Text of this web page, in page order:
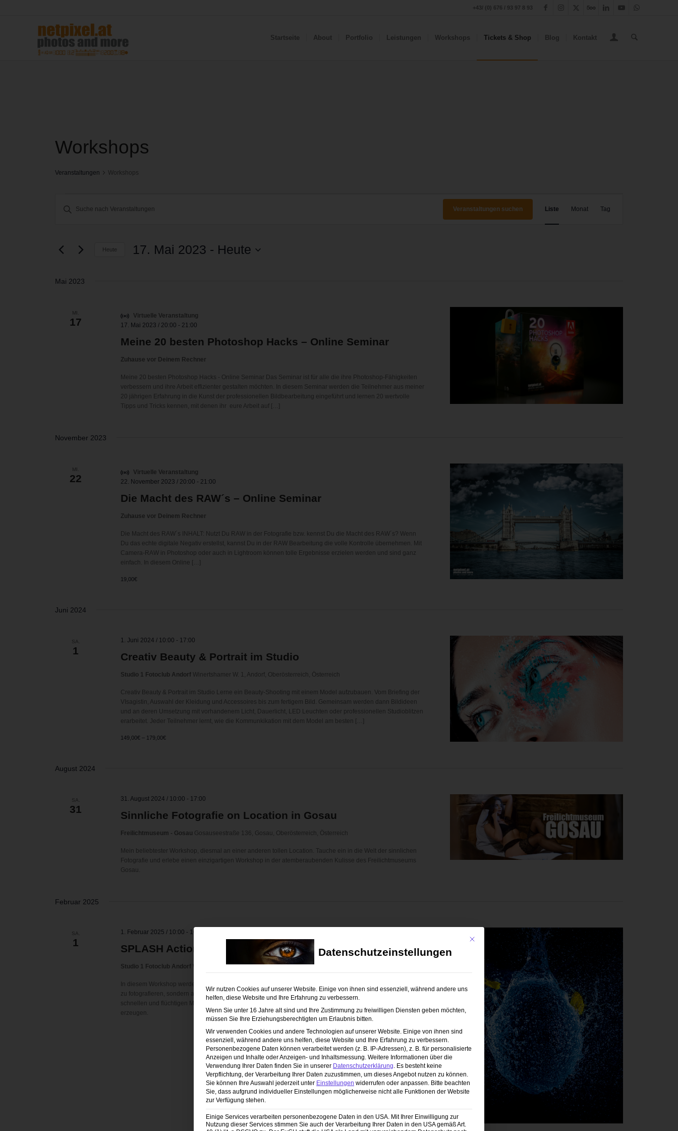
+43/ (0) 676 / 93 97 8 93
Startseite About Portfolio Leistungen Workshops Tickets & Shop Blog Kontakt
Workshops
Veranstaltungen Workshops
Suche
Ansichten,
Bitte
nach
Veranstaltungen suchen
Ansichten-
Liste Monat Tag
Heute 17. Mai 2023 - Heute
Mai 2023
MI.
17
Meine 20 besten Photoshop Hacks – Online Seminar
17. Mai 2023 / 20:00 - 21:00
Zuhause vor Deinem Rechner
Virtuelle Veranstaltung
Meine 20 besten Photoshop Hacks - Online Seminar Das Seminar ist für alle die ihre Photoshop-Fähigkeiten
verbessern und ihre Arbeit effizienter gestalten möchten. In diesem Seminar werden die Teilnehmer aus meiner
20 jährigen Erfahrung in die Kunst der professionellen Bildbearbeitung eingeführt und lernen 20 wertvolle
Tipps und Tricks kennen, mit denen ihr eure Arbeit auf […]
November 2023
MI.
22
Die Macht des RAW´s – Online Seminar
22. November 2023 / 20:00 - 21:00
Zuhause vor Deinem Rechner
Virtuelle Veranstaltung
Die Macht des RAW´s INHALT: Nutzt Du RAW in der Fotografie bzw. kennst Du die Macht des RAW´s? Wenn
Du das echte digitale Negativ erstellst, kannst Du in der RAW Bearbeitung die volle Kontrolle übernehmen. Mit
Camera-RAW in Photoshop oder auch in Lightroom können tolle Ergebnisse erzielen werden und sind ganz
einfach. In diesem Online […]
19,00€
Juni 2024
SA.
1
Creativ Beauty & Portrait im Studio
1. Juni 2024 / 10:00 - 17:00
Studio 1 Fotoclub Andorf Winertshamer W. 1, Andorf, Oberösterreich, Österreich
Creativ Beauty & Portrait im Studio Lerne ein Beauty-Shooting mit einem Model aufzubauen. Vom Briefing der
VIsagistin, Auswahl der Kleidung und Accessoires bis zum fertigem Bild. Gemeinsam werden dann Bildideen
und an deren Umsetzung mit vorhandenem Licht, Dauerlicht, LED Leuchten oder professionellen Studioblitzen
erarbeitet. Jeder Teilnehmer lernt, wie die Kommunkikation mit dem Model am besten […]
149,00€ – 179,00€
August 2024
SA.
31
Sinnliche Fotografie on Location in Gosau
31. August 2024 / 10:00 - 17:00
Freilichtmuseum - Gosau Gosauseestraße 136, Gosau, Oberösterreich, Österreich
Mein beliebtester Workshop, diesmal an einer anderen tollen Location. Tauche ein in die Welt der sinnlichen
Fotografie und erlebe einen einzigartigen Workshop in der atemberaubenden Kulisse des Freilichtmuseums
Gosau.
Februar 2025
SA.
1
SPLASH Action – Es wird feucht werden!
1. Februar 2025 / 10:00 - 16:00
Studio 1 Fotoclub Andorf Winertshamer W. 1, Andorf, Oberösterreich, Österreich
In diesem Workshop werden die Teilnehmer nicht nur lernen, Tropfen und das Element Wasser in Bewegung
zu fotografieren, sondern auch die Fotografie von platzenen Wasserluftballons. Du wirst lernen, wie man diese
schnellen und flüchtigen Momente einfängt, um unglaubliche Bilder von fliegenden Wassertropfen zu
erzeugen.
Mit diesem Button wird der Dialog geschlossen. Seine Funktionalität ist
Datenschutzeinstellungen
Wir nutzen Cookies auf unserer Website. Einige von ihnen sind essenziell, während andere uns
helfen, diese Website und Ihre Erfahrung zu verbessern.
Wenn Sie unter 16 Jahre alt sind und Ihre Zustimmung zu freiwilligen Diensten geben möchten,
müssen Sie Ihre Erziehungsberechtigten um Erlaubnis bitten.
Wir verwenden Cookies und andere Technologien auf unserer Website. Einige von ihnen sind
essenziell, während andere uns helfen, diese Website und Ihre Erfahrung zu verbessern.
Personenbezogene Daten können verarbeitet werden (z. B. IP-Adressen), z. B. für personalisierte
Anzeigen und Inhalte oder Anzeigen- und Inhaltsmessung. Weitere Informationen über die
Verwendung Ihrer Daten finden Sie in unserer Datenschutzerklärung. Es besteht keine
Verpflichtung, der Verarbeitung Ihrer Daten zuzustimmen, um dieses Angebot nutzen zu können.
Sie können Ihre Auswahl jederzeit unter Einstellungen widerrufen oder anpassen. Bitte beachten
Sie, dass aufgrund individueller Einstellungen möglicherweise nicht alle Funktionen der Website
zur Verfügung stehen.
Einige Services verarbeiten personenbezogene Daten in den USA. Mit Ihrer Einwilligung zur
Nutzung dieser Services stimmen Sie auch der Verarbeitung Ihrer Daten in den USA gemäß Art.